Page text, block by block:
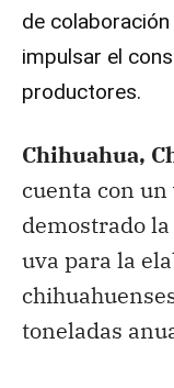
de
impulsar el
productores.
Chihuahua,
cuenta con
demostrado
uva para la
toneladas